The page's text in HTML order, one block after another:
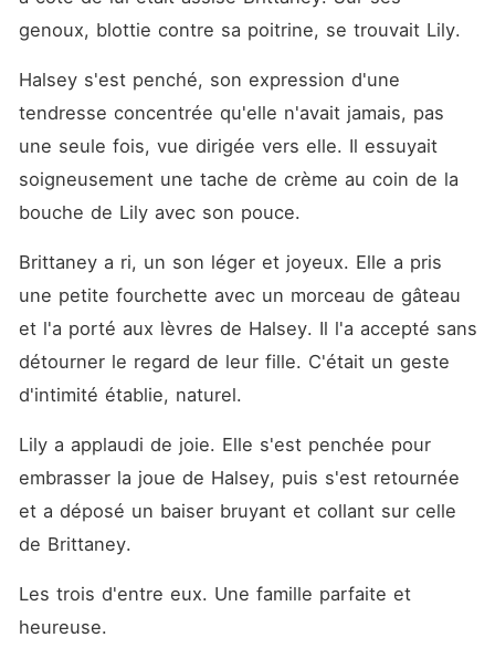
genoux, blottie contre sa poitrine, se trouvait Lily.
Halsey s'est penché, son expression d'une
tendresse concentrée qu'elle n'avait jamais, pas
une seule fois, vue dirigée vers elle. Il essuyait
soigneusement une tache de crème au coin de la
bouche de Lily avec son pouce.
Brittaney a ri, un son léger et joyeux. Elle a pris
une petite fourchette avec un morceau de gâteau
et l'a porté aux lèvres de Halsey. Il l'a accepté sans
détourner le regard de leur fille. C'était un geste
d'intimité établie, naturel.
Lily a applaudi de joie. Elle s'est penchée pour
embrasser la joue de Halsey, puis s'est retournée
et a déposé un baiser bruyant et collant sur celle
de Brittaney.
Les trois d'entre eux. Une famille parfaite et
heureuse.